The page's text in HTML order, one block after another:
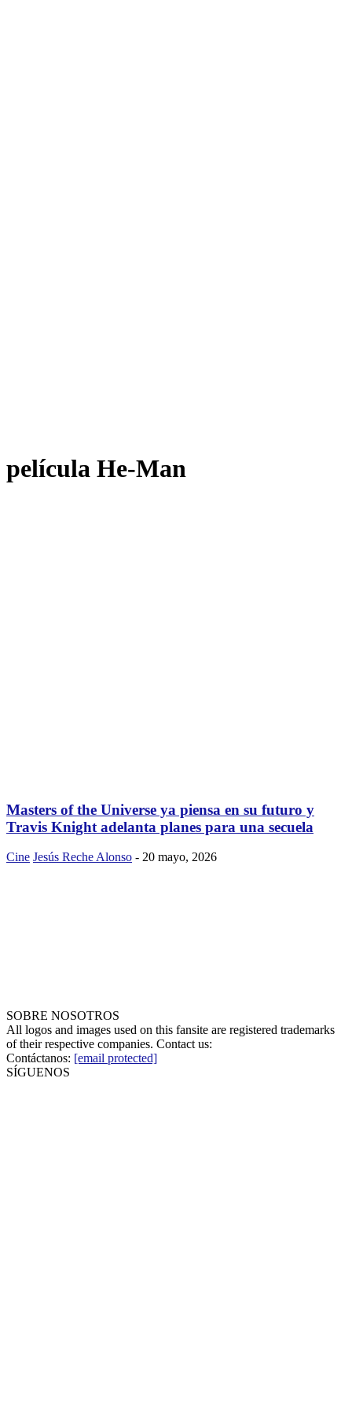
película He-Man
Masters of the Universe ya piensa en su futuro y
Travis Knight adelanta planes para una secuela
Cine Jesús Reche Alonso - 20 mayo, 2026
SOBRE NOSOTROS
All logos and images used on this fansite are registered trademarks
of their respective companies. Contact us:
Contáctanos: [email protected]
SÍGUENOS